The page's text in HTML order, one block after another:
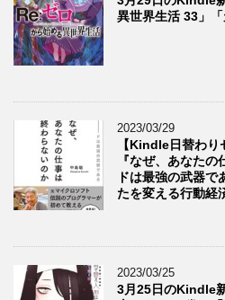
異世界生活 33」
2023/03/29
【Kindle日替わ
『なぜ、あなた
ドは最強の武器
たを変える行動経
2023/03/25
3月25日のKindle